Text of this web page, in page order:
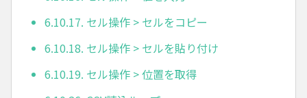
6.10.17. セル操作 > セルをコピー
6.10.18. セル操作 > セルを貼り付け
6.10.19. セル操作 > 位置を取得